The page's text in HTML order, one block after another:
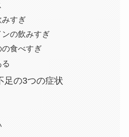
みすぎ
の飲みすぎ
食べすぎ
足の3つの症状